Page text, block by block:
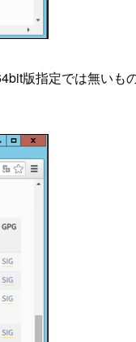
版指定では無い